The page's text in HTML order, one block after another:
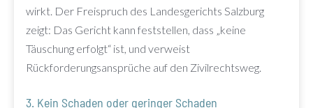
wirkt. Der Freispruch des Landesgerichts Salzburg
zeigt: Das Gericht kann feststellen, dass „keine
Täuschung erfolgt“ ist, und verweist
Rückforderungsansprüche auf den Zivilrechtsweg.
3. Kein Schaden oder geringer Schaden